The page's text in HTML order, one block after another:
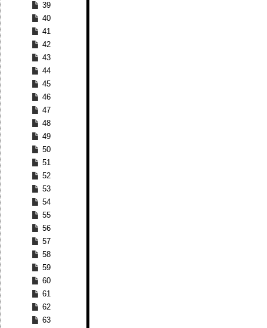
39
40
41
42
43
44
45
46
47
48
49
50
51
52
53
54
55
56
57
58
59
60
61
62
63